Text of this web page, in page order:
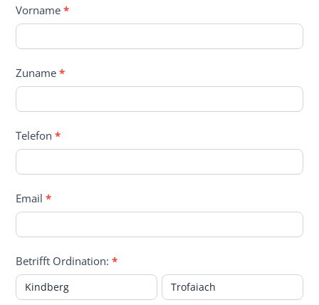
Anfrage-
Formular
Vorname*
Zuname*
Telefon*
Email*
Betrifft Ordination:*
Kindberg Trofaiach